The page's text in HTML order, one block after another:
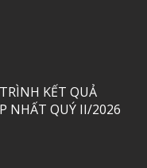
KẾT QUẢ
NHẤT QUÝ II/2026